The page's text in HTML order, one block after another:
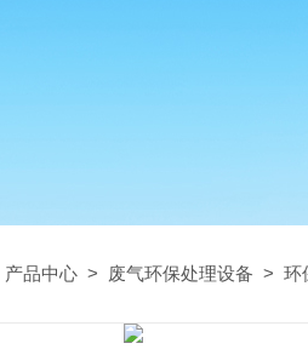
产品中心 > 废气环保处理设备 > 环